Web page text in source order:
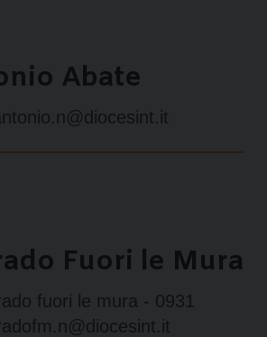
Abate
Fuori le Mura
fuori le mura - 0931